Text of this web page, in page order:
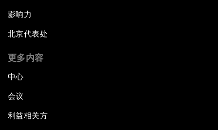
影响力
北京代表处
更多内容
中心
会议
利益相关方